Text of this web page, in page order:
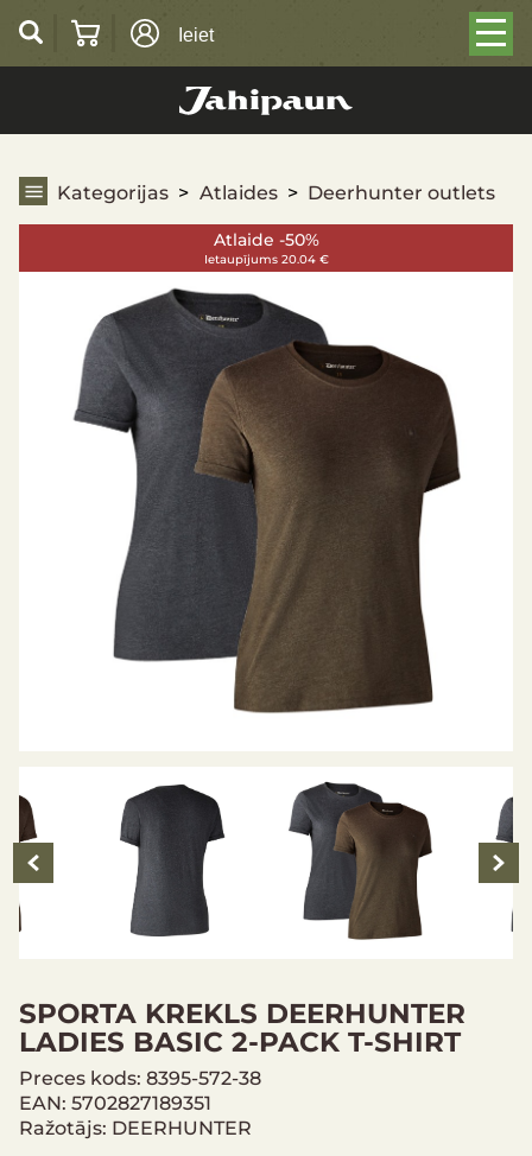
Ieiet
Kategorijas Atlaides Deerhunter outlets
Atlaide -50%
Ietaupījums 20.04 €
SPORTA KREKLS DEERHUNTER
LADIES BASIC 2-PACK T-SHIRT
Preces kods: 8395-572-38
EAN: 5702827189351
Ražotājs: DEERHUNTER